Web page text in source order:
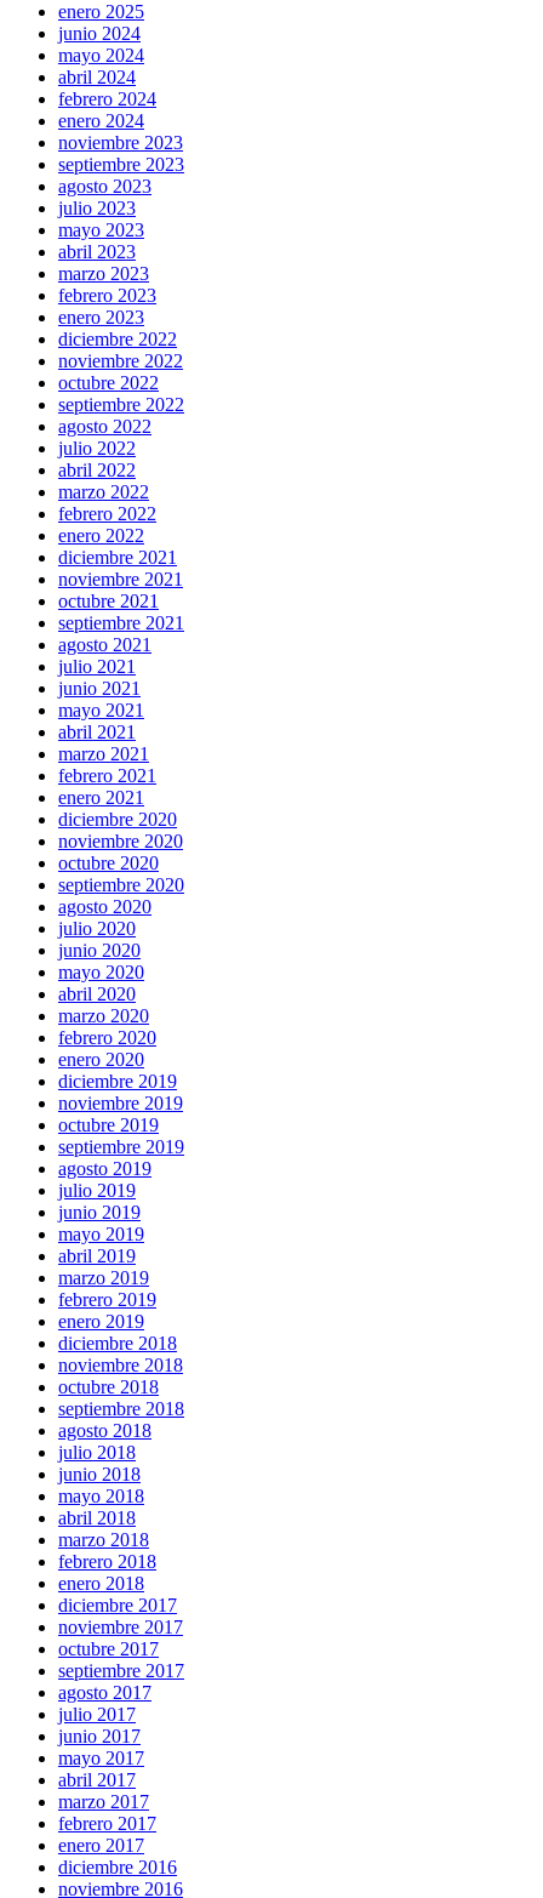
enero 2025
junio 2024
mayo 2024
abril 2024
febrero 2024
enero 2024
noviembre 2023
septiembre 2023
agosto 2023
julio 2023
mayo 2023
abril 2023
marzo 2023
febrero 2023
enero 2023
diciembre 2022
noviembre 2022
octubre 2022
septiembre 2022
agosto 2022
julio 2022
abril 2022
marzo 2022
febrero 2022
enero 2022
diciembre 2021
noviembre 2021
octubre 2021
septiembre 2021
agosto 2021
julio 2021
junio 2021
mayo 2021
abril 2021
marzo 2021
febrero 2021
enero 2021
diciembre 2020
noviembre 2020
octubre 2020
septiembre 2020
agosto 2020
julio 2020
junio 2020
mayo 2020
abril 2020
marzo 2020
febrero 2020
enero 2020
diciembre 2019
noviembre 2019
octubre 2019
septiembre 2019
agosto 2019
julio 2019
junio 2019
mayo 2019
abril 2019
marzo 2019
febrero 2019
enero 2019
diciembre 2018
noviembre 2018
octubre 2018
septiembre 2018
agosto 2018
julio 2018
junio 2018
mayo 2018
abril 2018
marzo 2018
febrero 2018
enero 2018
diciembre 2017
noviembre 2017
octubre 2017
septiembre 2017
agosto 2017
julio 2017
junio 2017
mayo 2017
abril 2017
marzo 2017
febrero 2017
enero 2017
diciembre 2016
noviembre 2016